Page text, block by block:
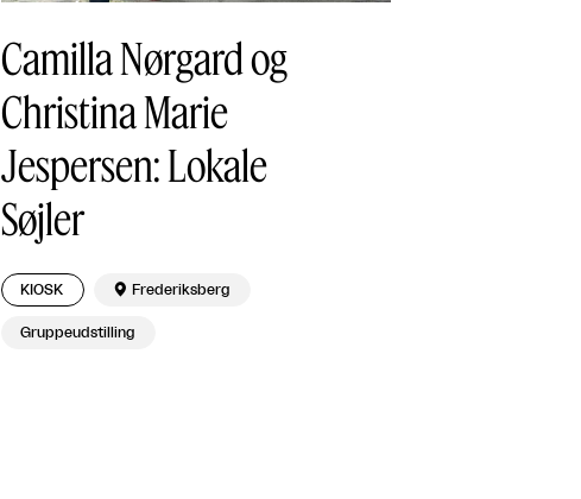
Camilla Nørgard og
Christina Marie
Jespersen: Lokale
Søjler
KIOSK  Frederiksberg
Gruppeudstilling